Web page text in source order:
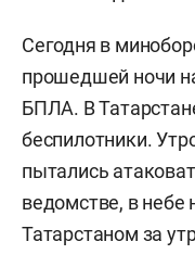
Сегодня в
прошедшей ночи
БПЛА. В
беспилотники.
пытались
ведомстве, в небе
Татарстаном за